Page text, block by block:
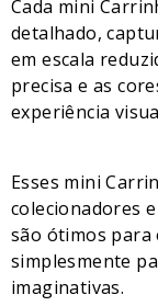
Cada mini
detalhado,
em escala
precisa e as
experiência
Esses mini
colecionadores
são ótimos para
simplesmente
imaginativas.